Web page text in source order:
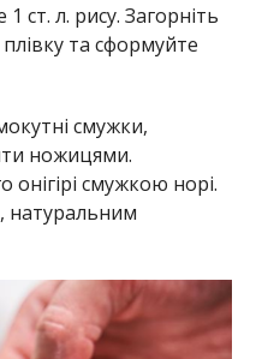
ст. л. рису. Загорніть
плівку та сформуйте
смужки,
ножицями.
смужкою норі.
натуральним